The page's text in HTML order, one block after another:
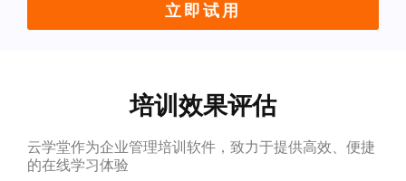
立即试用
培训效果评估
云学堂作为企业管理培训软件，致力于提供高效、便捷
的在线学习体验